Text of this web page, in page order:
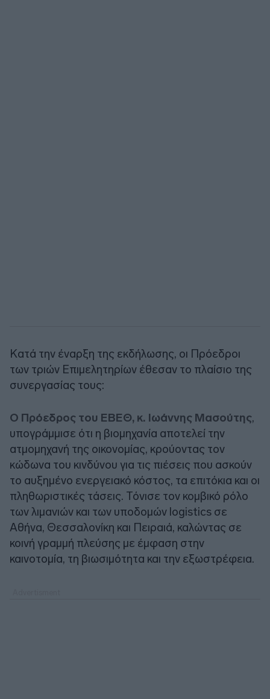
Κατά την έναρξη της εκδήλωσης, οι Πρόεδροι
των τριών Επιμελητηρίων έθεσαν το πλαίσιο της
συνεργασίας τους:
Ο Πρόεδρος του ΕΒΕΘ, κ. Ιωάννης Μασούτης,
υπογράμμισε ότι η βιομηχανία αποτελεί την
ατμομηχανή της οικονομίας, κρούοντας τον
κώδωνα του κινδύνου για τις πιέσεις που ασκούν
το αυξημένο ενεργειακό κόστος, τα επιτόκια και οι
πληθωριστικές τάσεις. Τόνισε τον κομβικό ρόλο
των λιμανιών και των υποδομών logistics σε
Αθήνα, Θεσσαλονίκη και Πειραιά, καλώντας σε
κοινή γραμμή πλεύσης με έμφαση στην
καινοτομία, τη βιωσιμότητα και την εξωστρέφεια.